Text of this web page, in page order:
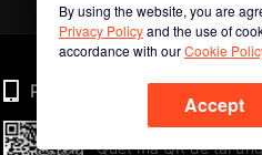
By using the website, you are
Privacy Policyand the use of
accordance with ourCookie
Accept
Phone
Quét mã QR để tải